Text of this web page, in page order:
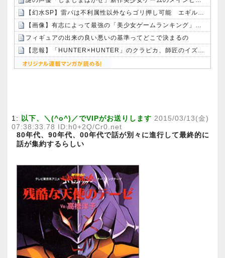
【幻水SP】雷パは不利属性以外ならゴリ押し可能 エギル・ラグナル・キカが強力
【画像】有志によって最強の「美少女ゲームランキング」が発表！!！ あの名作も：26/08/09のニュース
フィギュアの出来の良い悪いの基準ってどこで決まるの
【悲報】「HUNTER×HUNTER」のクラピカ、師匠のイズナビに対する態度が本当に酷い！！
1: 以下、＼(^o^)／でVIPがお送りします 2015/03/13(金)
07:38:33.78 ID:h0+2Q/Cr0.net
80年代、90年代、00年代で話が別々に進行して最終的に
話が集約するらしい